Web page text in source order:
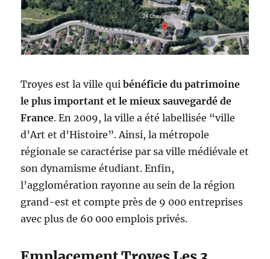
Troyes est la ville quibénéficie du patrimoine
le plus important et le mieux sauvegardé de
France. En 2009, la ville a été labellisée “ville
d’Art et d’Histoire”. Ainsi, la métropole
régionale se caractérise par sa ville médiévale et
son dynamisme étudiant. Enfin,
l’agglomération rayonne au sein de la région
grand-est et compte près de 9 000 entreprises
avec plus de 60 000 emplois privés.